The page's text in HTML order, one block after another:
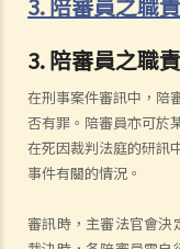
3. 陪審員之職
在刑事案件審訊中，陪
否有罪。陪審員亦可於
在死因裁判法庭的研訊
事件有關的情況。
審訊時，主審法官會決